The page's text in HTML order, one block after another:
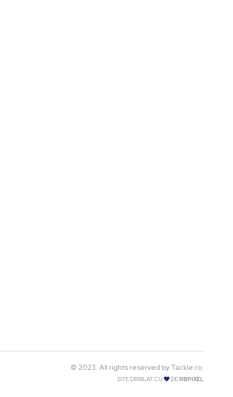
© 2023. All rights reserved by Tackle.ro.
SITE DRIBLAT CU DERBPIXEL